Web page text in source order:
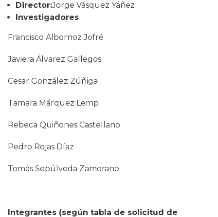
Director:Jorge Vásquez Yáñez
Investigadores
Francisco Albornoz Jofré
Javiera Álvarez Gallegos
Cesar González Zúñiga
Tamara Márquez Lemp
Rebeca Quiñones Castellano
Pedro Rojas Díaz
Tomás Sepúlveda Zamorano
Integrantes (según tabla de solicitud de